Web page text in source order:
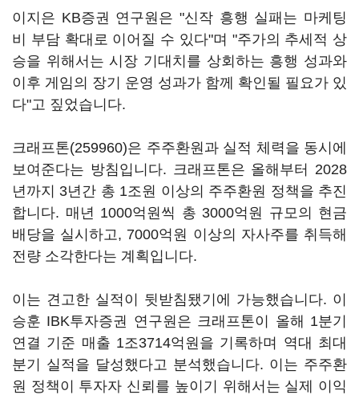
이지은 KB증권 연구원은 "신작 흥행 실패는 마케팅
비 부담 확대로 이어질 수 있다"며 "주가의 추세적 상
승을 위해서는 시장 기대치를 상회하는 흥행 성과와
이후 게임의 장기 운영 성과가 함께 확인될 필요가 있
다"고 짚었습니다.
크래프톤(259960)은 주주환원과 실적 체력을 동시에
보여준다는 방침입니다. 크래프톤은 올해부터 2028
년까지 3년간 총 1조원 이상의 주주환원 정책을 추진
합니다. 매년 1000억원씩 총 3000억원 규모의 현금
배당을 실시하고, 7000억원 이상의 자사주를 취득해
전량 소각한다는 계획입니다.
이는 견고한 실적이 뒷받침됐기에 가능했습니다. 이
승훈 IBK투자증권 연구원은 크래프톤이 올해 1분기
연결 기준 매출 1조3714억원을 기록하며 역대 최대
분기 실적을 달성했다고 분석했습니다. 이는 주주환
원 정책이 투자자 신뢰를 높이기 위해서는 실제 이익